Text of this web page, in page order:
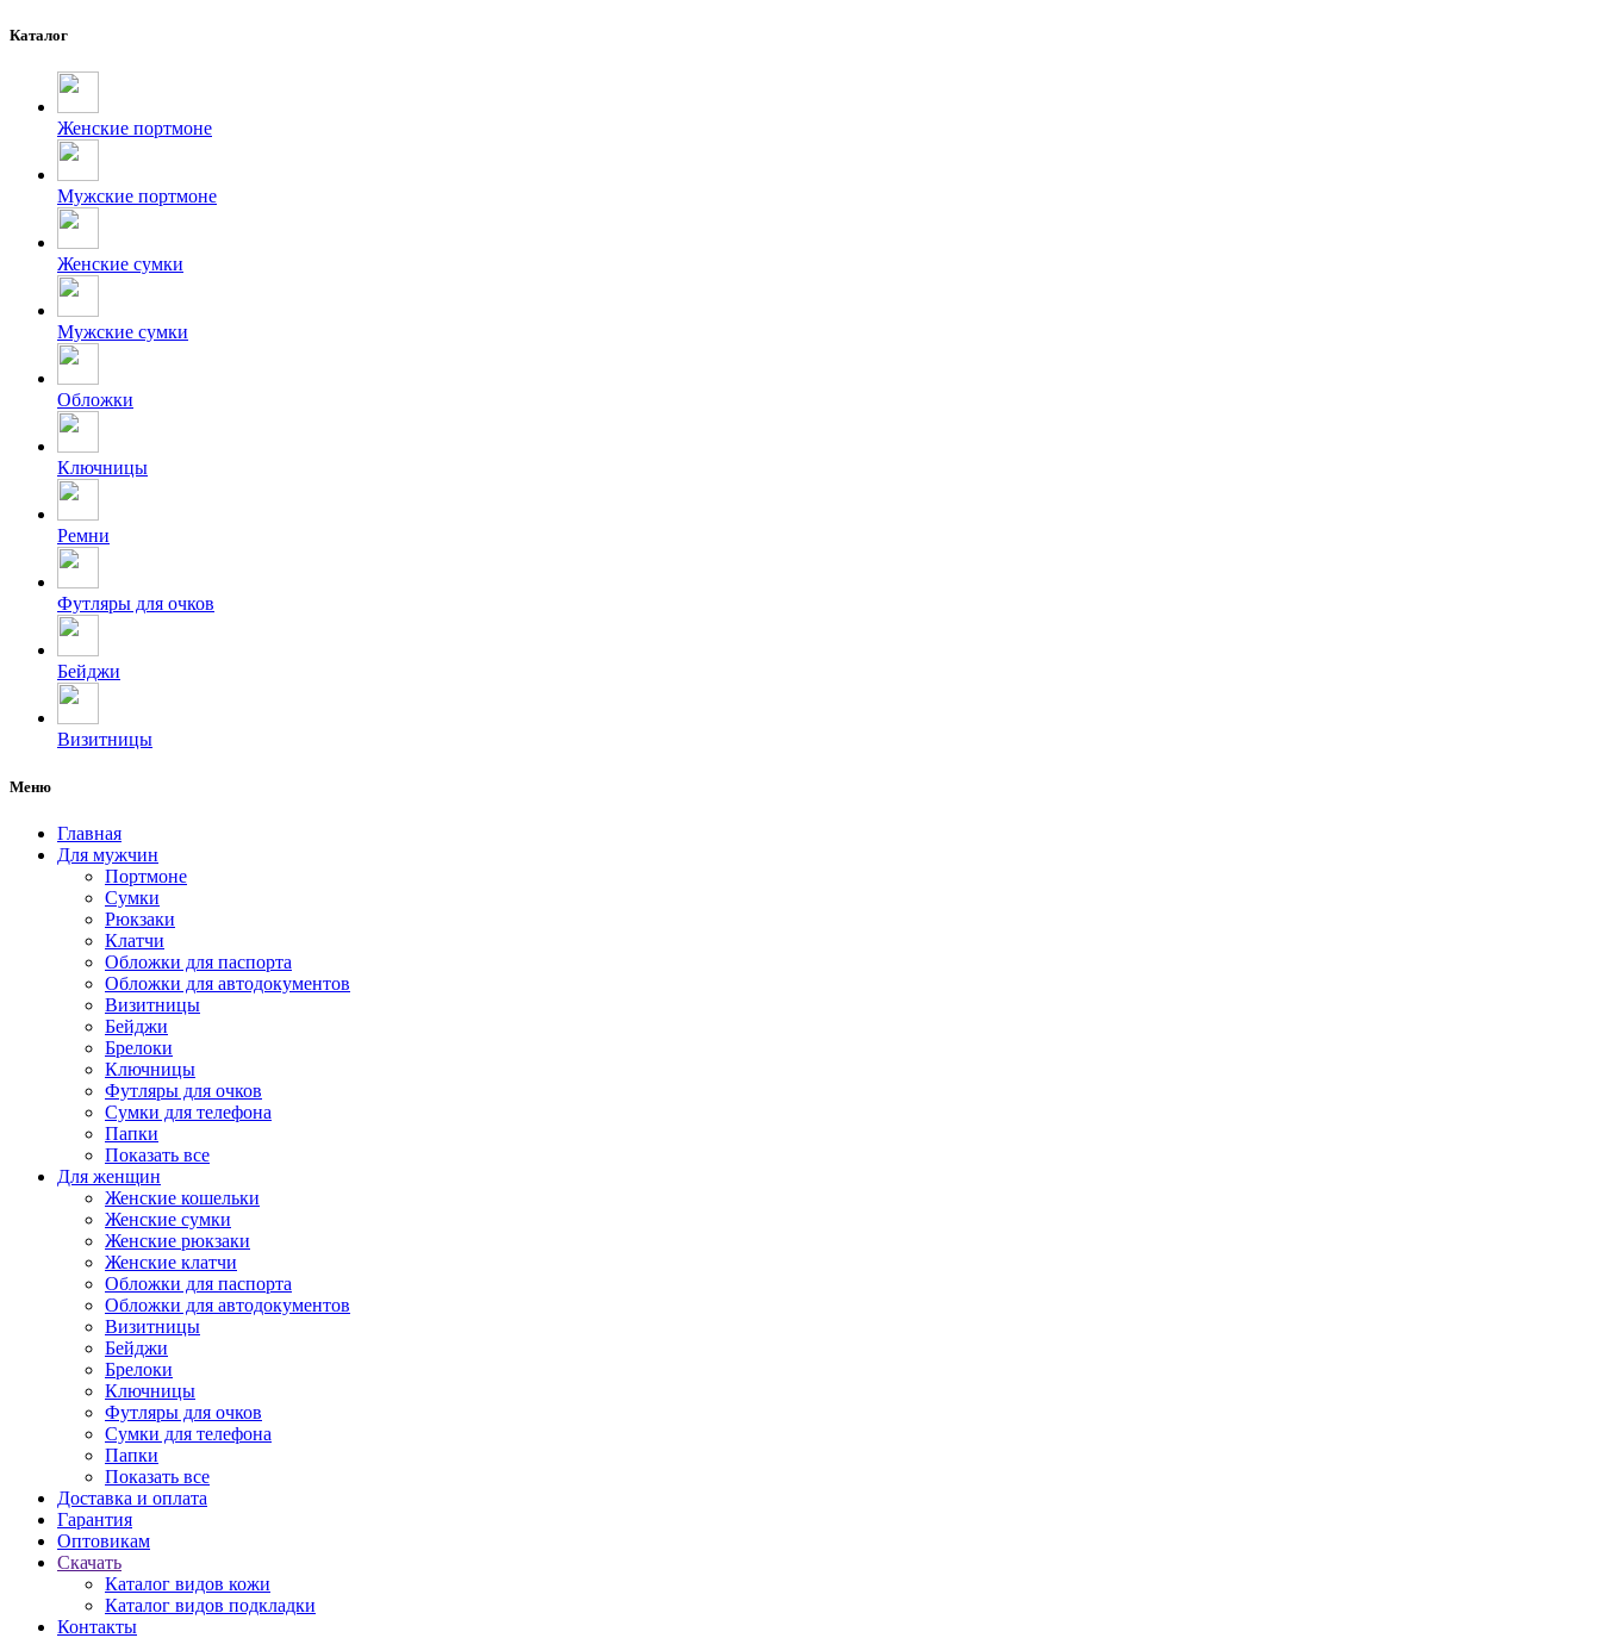
Каталог
Женские портмоне
Мужские портмоне
Женские сумки
Мужские сумки
Обложки
Ключницы
Ремни
Футляры для очков
Бейджи
Визитницы
Меню
Главная
Для мужчин
Портмоне
Сумки
Рюкзаки
Клатчи
Обложки для паспорта
Обложки для автодокументов
Визитницы
Бейджи
Брелоки
Ключницы
Футляры для очков
Сумки для телефона
Папки
Показать все
Для женщин
Женские кошельки
Женские сумки
Женские рюкзаки
Женские клатчи
Обложки для паспорта
Обложки для автодокументов
Визитницы
Бейджи
Брелоки
Ключницы
Футляры для очков
Сумки для телефона
Папки
Показать все
Доставка и оплата
Гарантия
Оптовикам
Скачать
Каталог видов кожи
Каталог видов подкладки
Контакты